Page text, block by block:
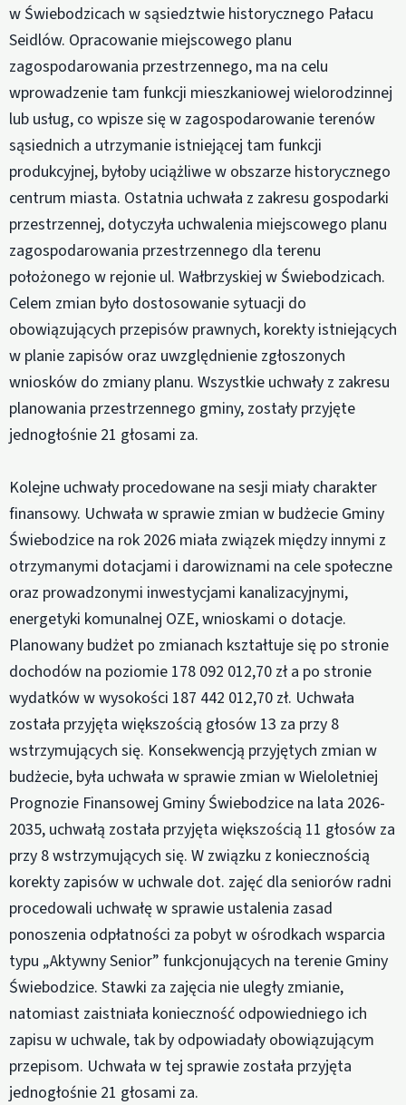
w Świebodzicach w sąsiedztwie historycznego Pałacu
Seidlów. Opracowanie miejscowego planu
zagospodarowania przestrzennego, ma na celu
wprowadzenie tam funkcji mieszkaniowej wielorodzinnej
lub usług, co wpisze się w zagospodarowanie terenów
sąsiednich a utrzymanie istniejącej tam funkcji
produkcyjnej, byłoby uciążliwe w obszarze historycznego
centrum miasta. Ostatnia uchwała z zakresu gospodarki
przestrzennej, dotyczyła uchwalenia miejscowego planu
zagospodarowania przestrzennego dla terenu
położonego w rejonie ul. Wałbrzyskiej w Świebodzicach.
Celem zmian było dostosowanie sytuacji do
obowiązujących przepisów prawnych, korekty istniejących
w planie zapisów oraz uwzględnienie zgłoszonych
wniosków do zmiany planu. Wszystkie uchwały z zakresu
planowania przestrzennego gminy, zostały przyjęte
jednogłośnie 21 głosami za.
Kolejne uchwały procedowane na sesji miały charakter
finansowy. Uchwała w sprawie zmian w budżecie Gminy
Świebodzice na rok 2026 miała związek między innymi z
otrzymanymi dotacjami i darowiznami na cele społeczne
oraz prowadzonymi inwestycjami kanalizacyjnymi,
energetyki komunalnej OZE, wnioskami o dotacje.
Planowany budżet po zmianach kształtuje się po stronie
dochodów na poziomie 178 092 012,70 zł a po stronie
wydatków w wysokości 187 442 012,70 zł. Uchwała
została przyjęta większością głosów 13 za przy 8
wstrzymujących się. Konsekwencją przyjętych zmian w
budżecie, była uchwała w sprawie zmian w Wieloletniej
Prognozie Finansowej Gminy Świebodzice na lata 2026-
2035, uchwałą została przyjęta większością 11 głosów za
przy 8 wstrzymujących się. W związku z koniecznością
korekty zapisów w uchwale dot. zajęć dla seniorów radni
procedowali uchwałę w sprawie ustalenia zasad
ponoszenia odpłatności za pobyt w ośrodkach wsparcia
typu „Aktywny Senior” funkcjonujących na terenie Gminy
Świebodzice. Stawki za zajęcia nie uległy zmianie,
natomiast zaistniała konieczność odpowiedniego ich
zapisu w uchwale, tak by odpowiadały obowiązującym
przepisom. Uchwała w tej sprawie została przyjęta
jednogłośnie 21 głosami za.